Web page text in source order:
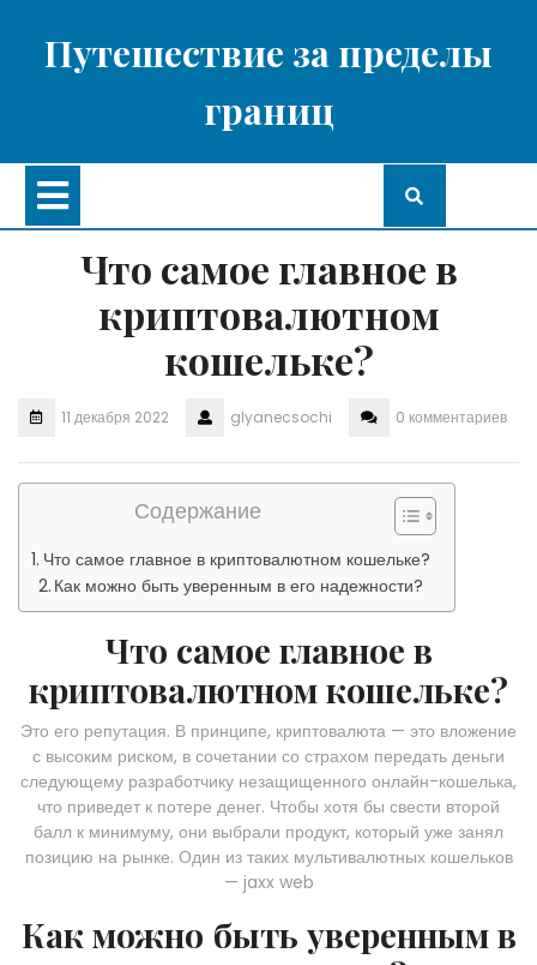
содержимому
Путешествие за пределы
границ
Открыть
Что самое главное в
криптовалютном
кошельке?
11 декабря 2022 glyanecsochi 0 комментариев
Содержание
Что самое главное в криптовалютном кошельке?
Как можно быть уверенным в его надежности?
Что самое главное в
криптовалютном кошельке?
Это его репутация. В принципе, криптовалюта — это вложение
с высоким риском, в сочетании со страхом передать деньги
следующему разработчику незащищенного онлайн-кошелька,
что приведет к потере денег. Чтобы хотя бы свести второй
балл к минимуму, они выбрали продукт, который уже занял
позицию на рынке. Один из таких мультивалютных кошельков
— jaxx web
Как можно быть уверенным в